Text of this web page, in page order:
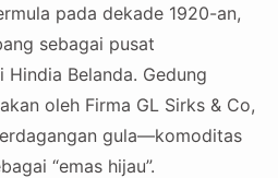
pada dekade 1920-an,
sebagai pusat
Belanda. Gedung
oleh Firma GL Sirks & Co,
gula—komoditas
“emas hijau”.